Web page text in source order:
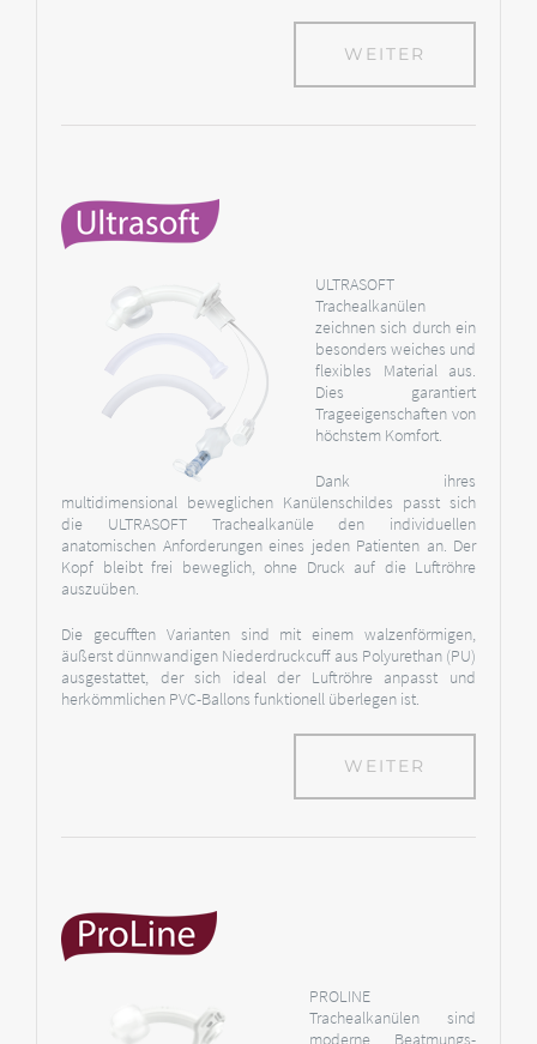
WEITER
ULTRASOFT
Trachealkanülen
zeichnen sich durch ein
besonders weiches und
flexibles Material aus.
Dies garantiert
Trageeigenschaften von
höchstem Komfort.
Dank ihres
multidimensional beweglichen Kanülenschildes passt sich
die ULTRASOFT Trachealkanüle den individuellen
anatomischen Anforderungen eines jeden Patienten an. Der
Kopf bleibt frei beweglich, ohne Druck auf die Luftröhre
auszuüben.
Die gecufften Varianten sind mit einem walzenförmigen,
äußerst dünnwandigen Niederdruckcuff aus Polyurethan (PU)
ausgestattet, der sich ideal der Luftröhre anpasst und
herkömmlichen PVC-Ballons funktionell überlegen ist.
WEITER
PROLINE
Trachealkanülen sind
moderne Beatmungs-